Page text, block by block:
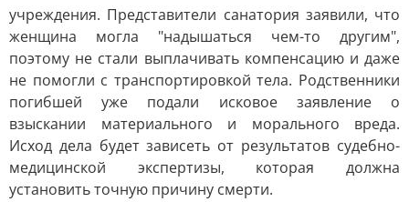
учреждения. Представители санатория заявили, что
женщина могла "надышаться чем-то другим",
поэтому не стали выплачивать компенсацию и даже
не помогли с транспортировкой тела. Родственники
погибшей уже подали исковое заявление о
взыскании материального и морального вреда.
Исход дела будет зависеть от результатов судебно-
медицинской экспертизы, которая должна
установить точную причину смерти.